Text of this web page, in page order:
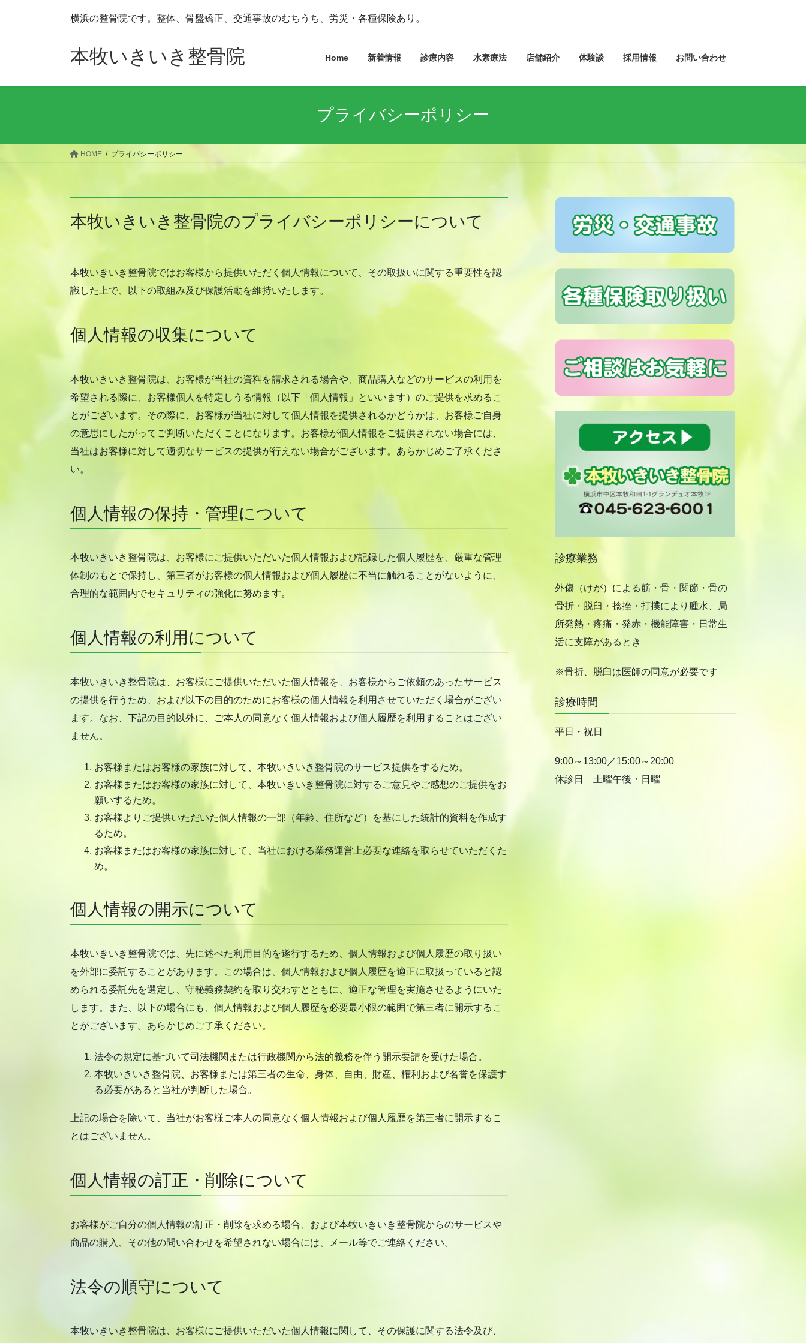
横浜の整骨院です。整体、骨盤矯正、交通事故のむちうち、労災・各種保険あり。
本牧いきいき整骨院 Home 新着情報 診療内容 水素療法 店舗紹介 体験談 採用情報 お問い合わせ
プライバシーポリシー
HOME プライバシーポリシー
本牧いきいき整骨院のプライバシーポリシーについて
本牧いきいき整骨院ではお客様から提供いただく個人情報について、その取扱いに関する重要性を認
識した上で、以下の取組み及び保護活動を維持いたします。
個人情報の収集について
本牧いきいき整骨院は、お客様が当社の資料を請求される場合や、商品購入などのサービスの利用を
希望される際に、お客様個人を特定しうる情報（以下「個人情報」といいます）のご提供を求めるこ
とがございます。その際に、お客様が当社に対して個人情報を提供されるかどうかは、お客様ご自身
の意思にしたがってご判断いただくことになります。お客様が個人情報をご提供されない場合には、
当社はお客様に対して適切なサービスの提供が行えない場合がございます。あらかじめご了承くださ
い。
個人情報の保持・管理について
本牧いきいき整骨院は、お客様にご提供いただいた個人情報および記録した個人履歴を、厳重な管理
体制のもとで保持し、第三者がお客様の個人情報および個人履歴に不当に触れることがないように、
合理的な範囲内でセキュリティの強化に努めます。
個人情報の利用について
本牧いきいき整骨院は、お客様にご提供いただいた個人情報を、お客様からご依頼のあったサービス
の提供を行うため、および以下の目的のためにお客様の個人情報を利用させていただく場合がござい
ます。なお、下記の目的以外に、ご本人の同意なく個人情報および個人履歴を利用することはござい
ません。
お客様またはお客様の家族に対して、本牧いきいき整骨院のサービス提供をするため。
お客様またはお客様の家族に対して、本牧いきいき整骨院に対するご意見やご感想のご提供をお
願いするため。
お客様よりご提供いただいた個人情報の一部（年齢、住所など）を基にした統計的資料を作成す
るため。
お客様またはお客様の家族に対して、当社における業務運営上必要な連絡を取らせていただくた
め。
個人情報の開示について
本牧いきいき整骨院では、先に述べた利用目的を遂行するため、個人情報および個人履歴の取り扱い
を外部に委託することがあります。この場合は、個人情報および個人履歴を適正に取扱っていると認
められる委託先を選定し、守秘義務契約を取り交わすとともに、適正な管理を実施させるようにいた
します。また、以下の場合にも、個人情報および個人履歴を必要最小限の範囲で第三者に開示するこ
とがございます。あらかじめご了承ください。
法令の規定に基づいて司法機関または行政機関から法的義務を伴う開示要請を受けた場合。
本牧いきいき整骨院、お客様または第三者の生命、身体、自由、財産、権利および名誉を保護す
る必要があると当社が判断した場合。
上記の場合を除いて、当社がお客様ご本人の同意なく個人情報および個人履歴を第三者に開示するこ
とはございません。
個人情報の訂正・削除について
お客様がご自分の個人情報の訂正・削除を求める場合、および本牧いきいき整骨院からのサービスや
商品の購入、その他の問い合わせを希望されない場合には、メール等でご連絡ください。
法令の順守について
本牧いきいき整骨院は、お客様にご提供いただいた個人情報に関して、その保護に関する法令及び、
診療業務
外傷（けが）による筋・骨・関節・骨の
骨折・脱臼・捻挫・打撲により腫水、局
所発熱・疼痛・発赤・機能障害・日常生
活に支障があるとき
※骨折、脱臼は医師の同意が必要です
診療時間
平日・祝日
9:00～13:00／15:00～20:00
休診日 土曜午後・日曜